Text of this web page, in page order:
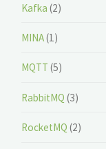
Kafka (2)
MINA(1)
MQTT (5)
RabbitMQ (3)
RocketMQ (2)